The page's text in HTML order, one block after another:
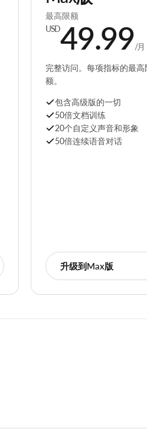
最高限额
USD49.99/月
完整访问。每项指标的最高
额。
包含高级版的一切
50倍文档训练
20个自定义声音和形象
50倍连续语音对话
升级到Max版